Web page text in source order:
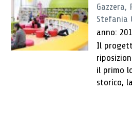
Stefania
anno:
Il
il primo
storico,